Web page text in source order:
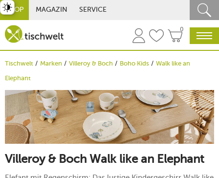
SHOP MAGAZIN SERVICE
0
Tischwelt Marken Villeroy & Boch Boho Kids
Walk like an
Elephant
Villeroy & Boch Walk like an Elephant
umschalten